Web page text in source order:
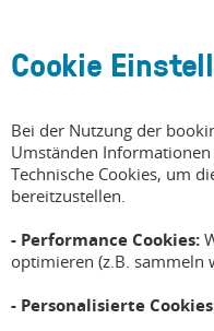
Kunden gehören
einem besonderen Event
die Lust auf
Berlin ist noch ein
haben wir immer noch
Cookie
Bei der Nutzung der
Umständen
Technische Cookies, um
bereitzustellen.
- Performance Cookies:
optimieren (z.B. sammeln
- Personalisierte